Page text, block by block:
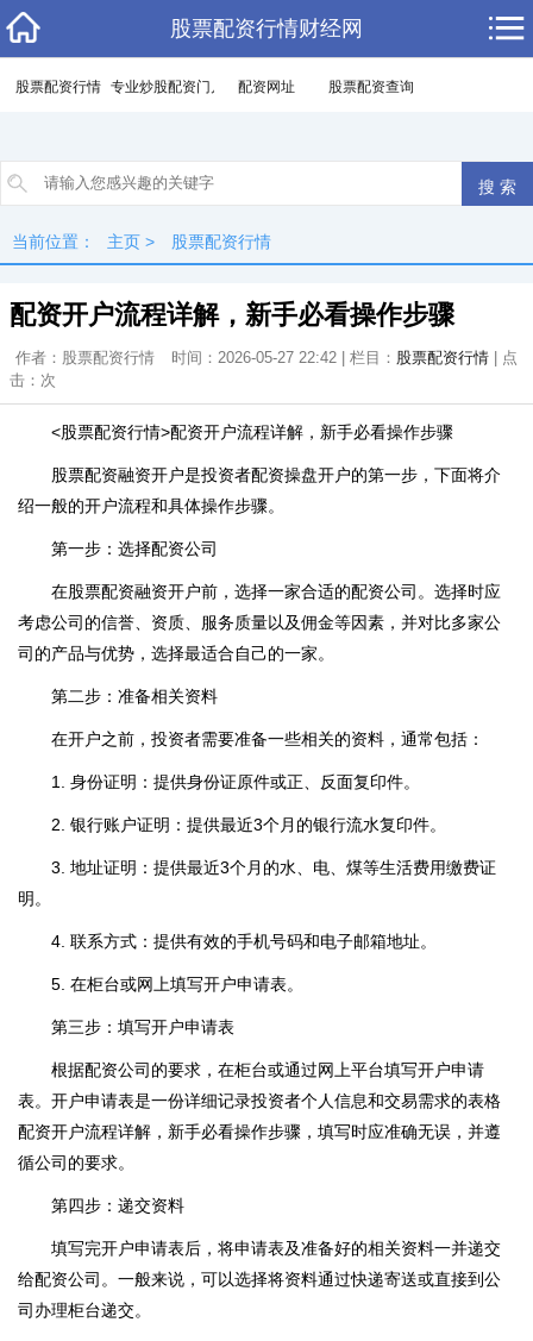
股票配资行情财经网
股票配资行情 专业炒股配资门户 配资网址 股票配资查询
当前位置： 主页 > 股票配资行情
配资开户流程详解，新手必看操作步骤
作者：股票配资行情 时间：2026-05-27 22:42 | 栏目： 股票配资行情 | 点
击： 次
<股票配资行情>配资开户流程详解，新手必看操作步骤
股票配资融资开户是投资者配资操盘开户的第一步，下面将介
绍一般的开户流程和具体操作步骤。
第一步：选择配资公司
在股票配资融资开户前，选择一家合适的配资公司。选择时应
考虑公司的信誉、资质、服务质量以及佣金等因素，并对比多家公
司的产品与优势，选择最适合自己的一家。
第二步：准备相关资料
在开户之前，投资者需要准备一些相关的资料，通常包括：
1. 身份证明：提供身份证原件或正、反面复印件。
2. 银行账户证明：提供最近3个月的银行流水复印件。
3. 地址证明：提供最近3个月的水、电、煤等生活费用缴费证
明。
4. 联系方式：提供有效的手机号码和电子邮箱地址。
5. 在柜台或网上填写开户申请表。
第三步：填写开户申请表
根据配资公司的要求，在柜台或通过网上平台填写开户申请
表。开户申请表是一份详细记录投资者个人信息和交易需求的表格
配资开户流程详解，新手必看操作步骤，填写时应准确无误，并遵
循公司的要求。
第四步：递交资料
填写完开户申请表后，将申请表及准备好的相关资料一并递交
给配资公司。一般来说，可以选择将资料通过快递寄送或直接到公
司办理柜台递交。